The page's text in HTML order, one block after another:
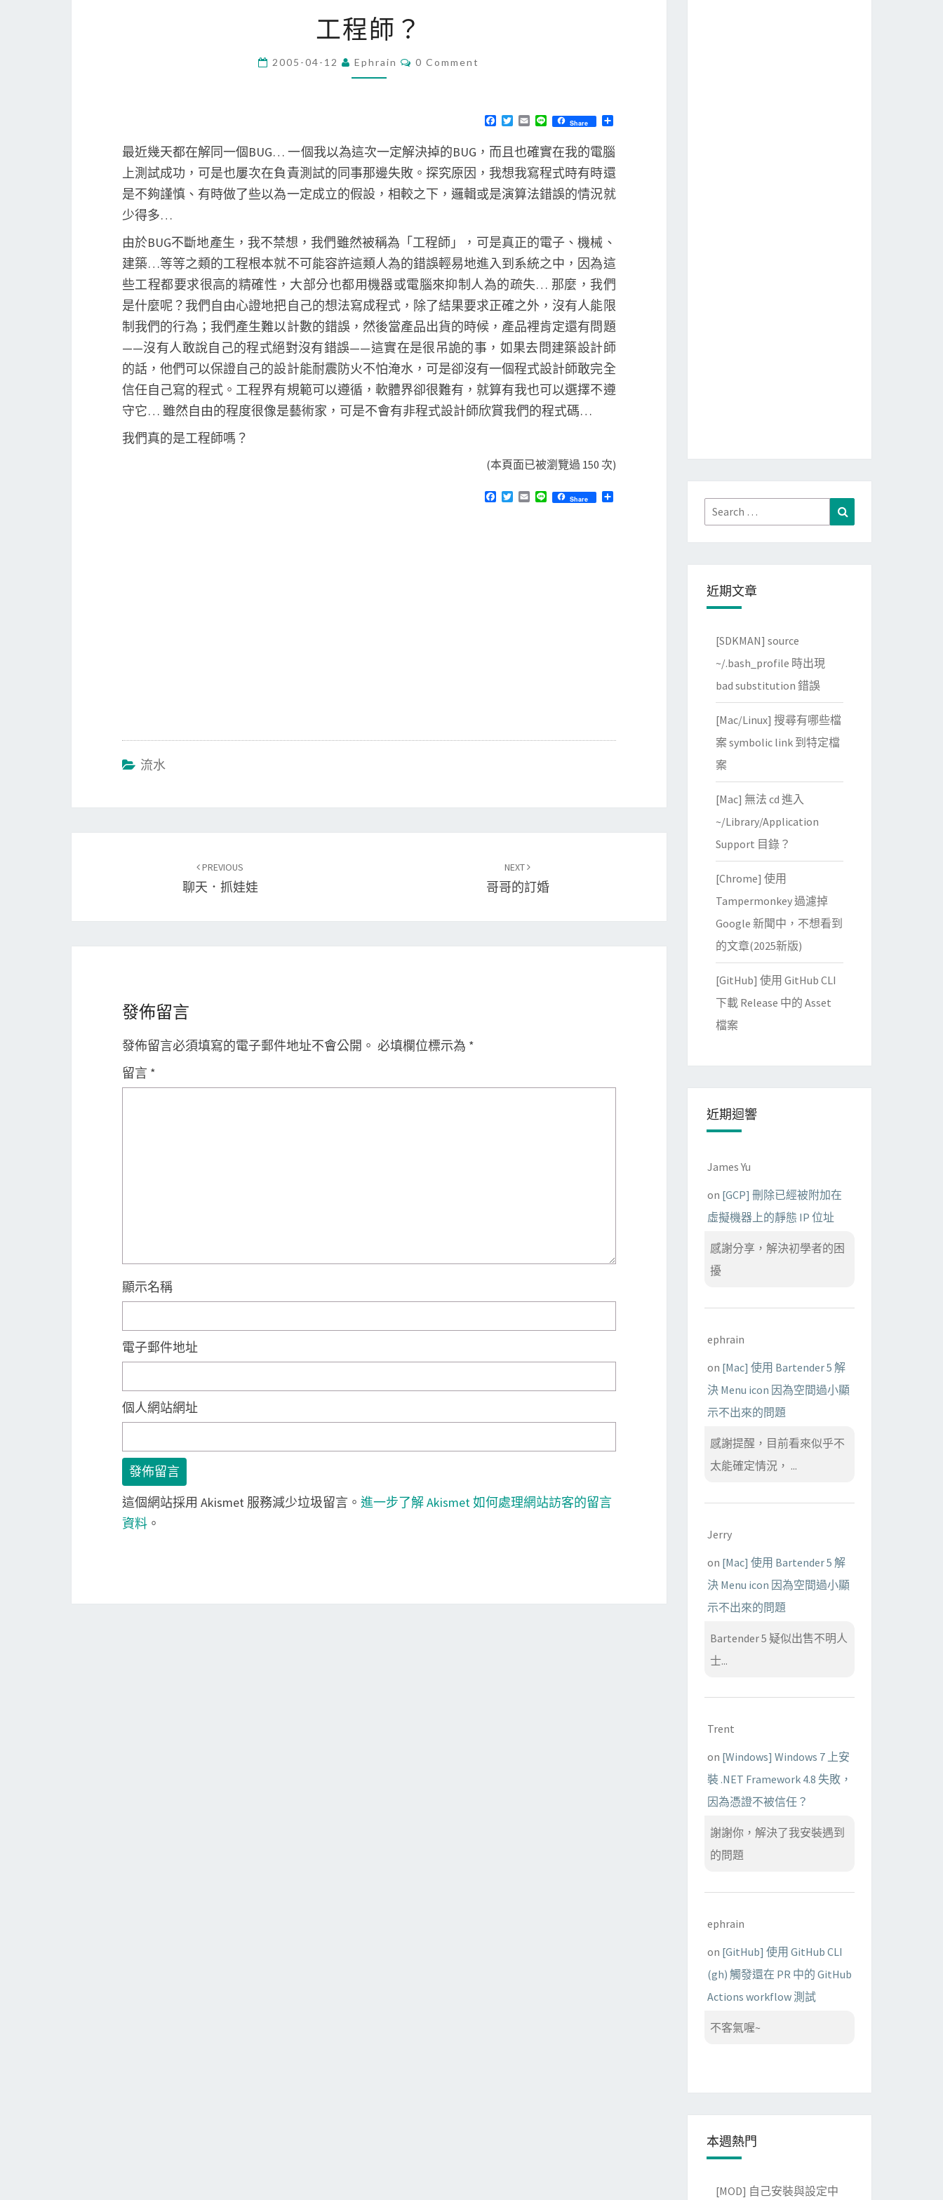
程
？
工程師？
2005-04-12 Ephrain
C
0 Comment
F
c
e
b
o
o
k
T
t
t
e
r
E
a
i
l
L
n
e
Share
分
最近幾天都在解同一個BUG… 一個我以為這次一定解決掉的BUG，而且也確實在我的電腦
上測試成功，可是也屢次在負責測試的同事那邊失敗。探究原因，我想我寫程式時有時還
是不夠謹慎、有時做了些以為一定成立的假設，相較之下，邏輯或是演算法錯誤的情況就
少得多…
由於BUG不斷地產生，我不禁想，我們雖然被稱為「工程師」，可是真正的電子、機械、
建築…等等之類的工程根本就不可能容許這類人為的錯誤輕易地進入到系統之中，因為這
些工程都要求很高的精確性，大部分也都用機器或電腦來抑制人為的疏失… 那麼，我們
是什麼呢？我們自由心證地把自己的想法寫成程式，除了結果要求正確之外，沒有人能限
制我們的行為；我們產生難以計數的錯誤，然後當產品出貨的時候，產品裡肯定還有問題
——沒有人敢說自己的程式絕對沒有錯誤——這實在是很吊詭的事，如果去問建築設計師
的話，他們可以保證自己的設計能耐震防火不怕淹水，可是卻沒有一個程式設計師敢完全
信任自己寫的程式。工程界有規範可以遵循，軟體界卻很難有，就算有我也可以選擇不遵
守它… 雖然自由的程度很像是藝術家，可是不會有非程式設計師欣賞我們的程式碼…
我們真的是工程師嗎？
(本頁面已被瀏覽過 150 次)
F
T
E
L
Share
分
流水
PREVIOUS
聊天．抓娃娃
NEXT
哥哥的訂婚
發佈留言
發佈留言必須填寫的電子郵件地址不會公開。 必填欄位標示為 *
留言 *
顯示名稱
電子郵件地址
個人網站網址
這個網站採用 Akismet 服務減少垃圾留言。 進一步了解 Akismet 如何處理網站訪客的留言
資料 。
Search
for:
近期文章
[SDKMAN] source
~/.bash_profile 時出現
bad substitution 錯誤
[Mac/Linux] 搜尋有哪些檔
案 symbolic link 到特定檔
案
[Mac] 無法 cd 進入
~/Library/Application
Support 目錄？
[Chrome] 使用
Tampermonkey 過濾掉
Google 新聞中，不想看到
的文章(2025新版)
[GitHub] 使用 GitHub CLI
下載 Release 中的 Asset
檔案
近期迴響
James Yu
on [GCP] 刪除已經被附加在
虛擬機器上的靜態 IP 位址
感謝分享，解決初學者的困
擾
ephrain
on [Mac] 使用 Bartender 5 解
決 Menu icon 因為空間過小顯
示不出來的問題
感謝提醒，目前看來似乎不
太能確定情況， ...
Jerry
on [Mac] 使用 Bartender 5 解
決 Menu icon 因為空間過小顯
示不出來的問題
Bartender 5 疑似出售不明人
士...
Trent
on [Windows] Windows 7 上安
裝 .NET Framework 4.8 失敗，
因為憑證不被信任？
謝謝你，解決了我安裝遇到
的問題
ephrain
on [GitHub] 使用 GitHub CLI
(gh) 觸發還在 PR 中的 GitHub
Actions workflow 測試
不客氣喔~
本週熱門
[MOD] 自己安裝與設定中